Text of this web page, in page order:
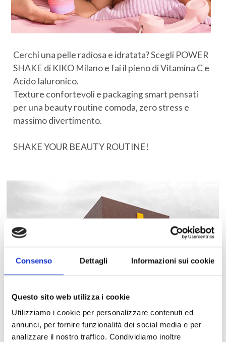
Consenso Dettagli Informazioni sui cookie
Questo sito web utilizza i cookie
Utilizziamo i cookie per personalizzare contenuti ed
annunci, per fornire funzionalità dei social media e per
analizzare il nostro traffico. Condividiamo inoltre
Cerchi una pelle radiosa e idratata? Scegli POWER
SHAKE di KIKO Milano e fai il pieno di Vitamina C e
Acido Ialuronico.
Texture confortevoli e packaging smart pensati
per una beauty routine comoda, zero stress e
massimo divertimento.
SHAKE YOUR BEAUTY ROUTINE!